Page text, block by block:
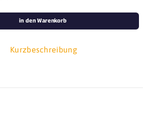
Kurzbeschreibung
in den Warenkorb